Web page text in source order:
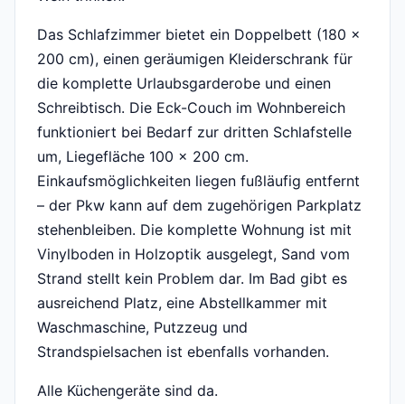
Das Schlafzimmer bietet ein Doppelbett (180 ×
200 cm), einen geräumigen Kleiderschrank für
die komplette Urlaubsgarderobe und einen
Schreibtisch. Die Eck-Couch im Wohnbereich
funktioniert bei Bedarf zur dritten Schlafstelle
um, Liegefläche 100 × 200 cm.
Einkaufsmöglichkeiten liegen fußläufig entfernt
– der Pkw kann auf dem zugehörigen Parkplatz
stehenbleiben. Die komplette Wohnung ist mit
Vinylboden in Holzoptik ausgelegt, Sand vom
Strand stellt kein Problem dar. Im Bad gibt es
ausreichend Platz, eine Abstellkammer mit
Waschmaschine, Putzzeug und
Strandspielsachen ist ebenfalls vorhanden.
Alle Küchengeräte sind da.